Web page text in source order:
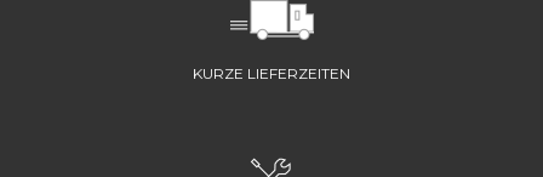
KURZE LIEFERZEITEN